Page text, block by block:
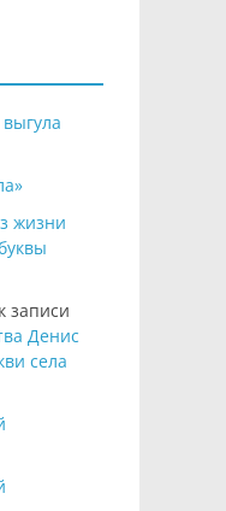
жизни
к записи
Денис
села